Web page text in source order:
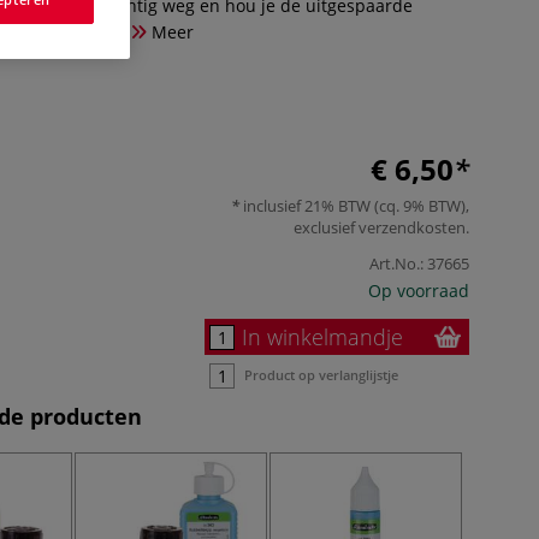
delen voorzichtig weg en hou je de uitgespaarde
50 ml.
Meer
€ 6,50
inclusief 21% BTW (cq. 9% BTW),
exclusiefverzendkosten.
Art.No.: 37665
Op voorraad
In winkelmandje
Product op verlanglijstje
producten